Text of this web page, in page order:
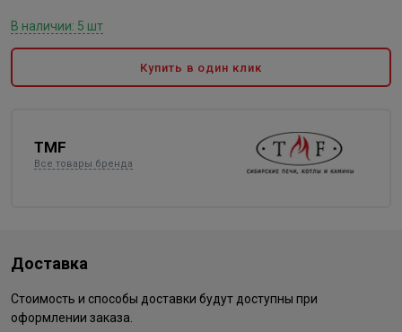
В наличии: 5 шт
Купить в один клик
TMF
Все товары бренда
Доставка
Стоимость и способы доставки будут доступны при
оформлении заказа.